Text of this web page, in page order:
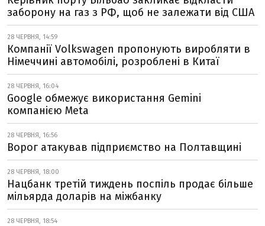
заборону на газ з РФ, щоб не залежати від США
28 ЧЕРВНЯ, 14:59
Компанії Volkswagen пропонують виробляти в
Німеччині автомобілі, розроблені в Китаї
28 ЧЕРВНЯ, 16:04
Google обмежує використання Gemini
компанією Meta
28 ЧЕРВНЯ, 16:56
Ворог атакував підприємство на Полтавщині
28 ЧЕРВНЯ, 18:00
Нацбанк третій тиждень поспіль продає більше
мільярда доларів на міжбанку
28 ЧЕРВНЯ, 18:54